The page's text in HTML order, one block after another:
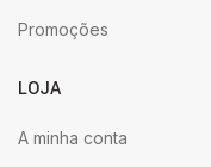
Promoções
LOJA
A minha conta